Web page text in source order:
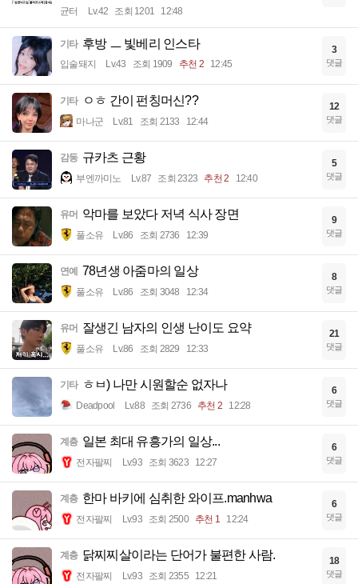
균터 Lv.42 조회 1201 12:48
기타 후방 ㅡ 빛베리 인스타
입술돼지 Lv.43 조회 1909 추천 2 12:45
3
댓글
기타 ㅇㅎ 간이 펀칭머신??
마나군 Lv.81 조회 2133 12:44
12
댓글
감동 규카츠 근황
부엔까미노 Lv.87 조회 2323 추천 2 12:40
5
댓글
유머 악마를 보았다 저녁 식사 장면
풀소유 Lv.86 조회 2736 12:39
9
댓글
연예 78년생 아줌마의 일상
풀소유 Lv.86 조회 3048 12:34
8
댓글
유머 잘생긴 남자의 인생 난이도 요약
풀소유 Lv.86 조회 2829 12:33
21
댓글
기타 ㅎㅂ) 나만 시원할순 없자나
Deadpool Lv.88 조회 2736 추천 2 12:28
6
댓글
계층 일본 최대 유흥가의 일상...
전자팔찌 Lv.93 조회 3623 12:27
6
댓글
계층 한마 바키에 심취한 와이프.manhwa
전자팔찌 Lv.93 조회 2500 추천 1 12:24
6
댓글
계층 닭찌찌살이라는 단어가 불편한 사람.
전자팔찌 Lv.93 조회 2355 12:21
18
댓글